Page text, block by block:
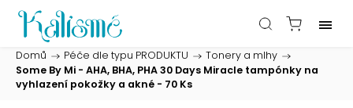
Domů / Péče dle typu PRODUKTU / Tonery a mlhy /
Some By Mi - AHA, BHA, PHA 30 Days Miracle tampónky na
vyhlazení pokožky a akné - 70 Ks